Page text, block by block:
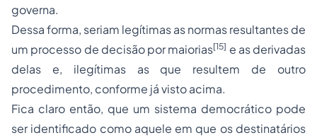
governa.
Dessa forma, seriam legítimas as normas resultantes de
um processo de decisão por maiorias[15] e as derivadas
delas e, ilegítimas as que resultem de outro
procedimento, conforme já visto acima.
Fica claro então, que um sistema democrático pode
ser identificado como aquele em que os destinatários